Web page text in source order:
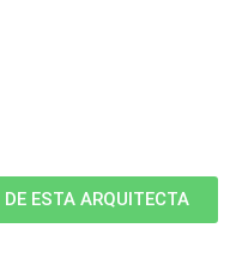
ESTA ARQUITECTA